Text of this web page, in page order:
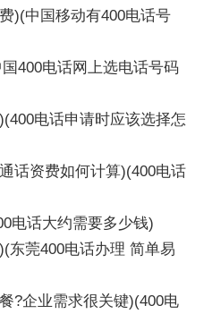
)(中国移动有400电话号
400电话网上选电话号码
电话申请时应该选择怎
话资费如何计算)(400电话
电话大约需要多少钱)
东莞400电话办理 简单易
?企业需求很关键)(400电